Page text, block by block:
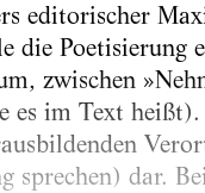
editorischer
die Poetisierung
zwischen
es im Text
sprechen) dar.